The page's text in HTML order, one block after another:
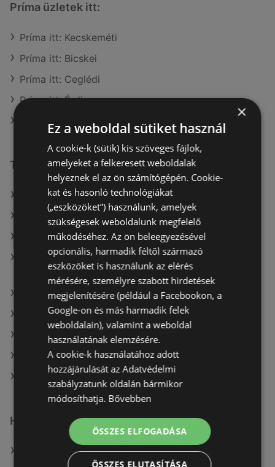
Príma üzletek itt:
Príma itt: Kecskeméti
Príma itt: Bicskei
Príma itt: Ceglédi
Príma itt: Érdi
Príma itt: Téti
További linkek
A(z) Príma ajánlatai
A(z) Reál ajánlatai
A(z) Privát max ajánlatai
A(z) ALDI Magyarország Élelmiszer Bt. aktuális
akciós újságjai
A(z) Auchan aktuális akciós újságjai
A(z) Spar aktuális akciós újságjai
A(z) ÁRKLUB aktuális akciós újságjai
A(z) Penny-Market Kft. aktuális akciós újságjai
A(z) Príma üzletei itt: Sopron-Fertődi
Hasonló kiskereskedők
A(z) Tesco ajánlatai
×
Ez a weboldal sütiket használ
A cookie-k (sütik) kis szöveges fájlok,
amelyeket a felkeresett weboldalak
helyeznek el az ön számítógépén. Cookie-
kat és hasonló technológiákat
(„eszközöket”) használunk, amelyek
szükségesek weboldalunk megfelelő
működéséhez. Az ön beleegyezésével
opcionális, harmadik féltől származó
eszközöket is használunk az elérés
mérésére, személyre szabott hirdetések
megjelenítésére (például a Facebookon, a
Google-on és más harmadik felek
weboldalain), valamint a weboldal
használatának elemzésére.
A cookie-k használatához adott
hozzájárulását az Adatvédelmi
szabályzatunk oldalán bármikor
módosíthatja. Bővebben
ÖSSZES ELFOGADÁSA
ÖSSZES ELUTASÍTÁSA